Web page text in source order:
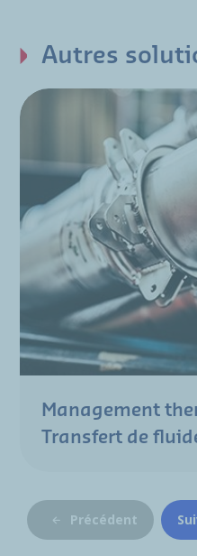
Autres
Management
Transfert de
Précédent